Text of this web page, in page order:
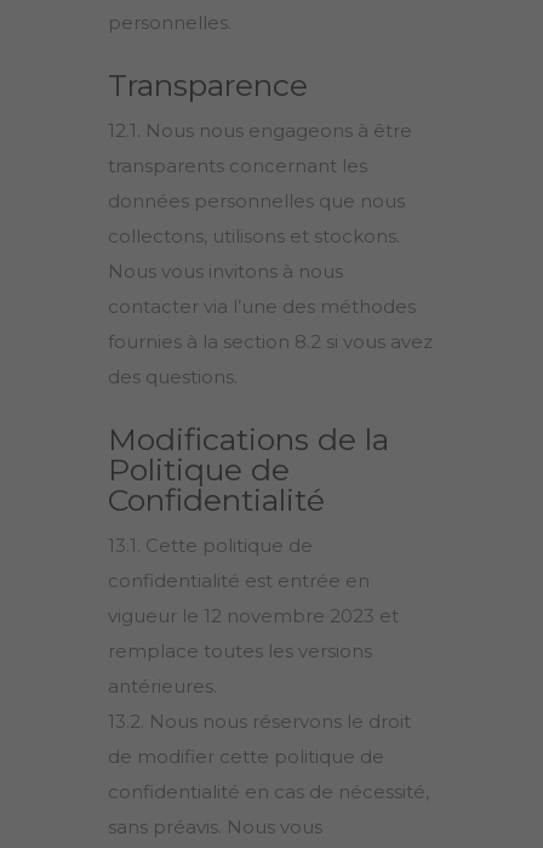
personnelles.
Transparence
12.1. Nous nous engageons à être
transparents concernant les
données personnelles que nous
collectons, utilisons et stockons.
Nous vous invitons à nous
contacter via l’une des méthodes
fournies à la section 8.2 si vous avez
des questions.
Modifications de la
Politique de
Confidentialité
13.1. Cette politique de
confidentialité est entrée en
vigueur le 12 novembre 2023 et
remplace toutes les versions
antérieures.
13.2. Nous nous réservons le droit
de modifier cette politique de
confidentialité en cas de nécessité,
sans préavis. Nous vous